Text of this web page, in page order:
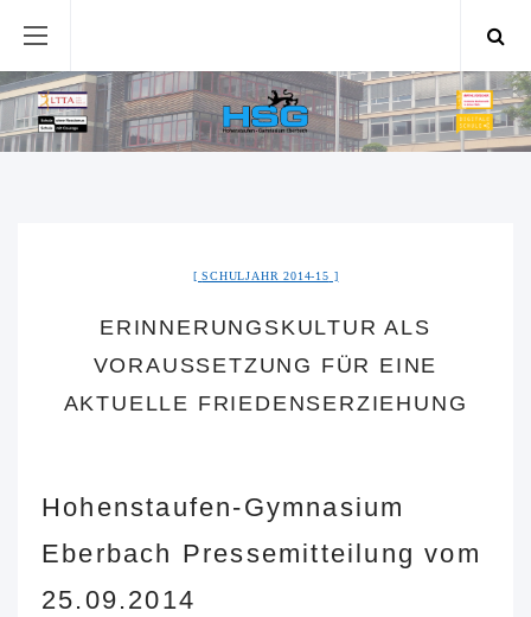
SCHULJAHR 2014-15
ERINNERUNGSKULTUR ALS
VORAUSSETZUNG FÜR EINE
AKTUELLE FRIEDENSERZIEHUNG
Hohenstaufen-Gymnasium
Eberbach Pressemitteilung vom
25.09.2014